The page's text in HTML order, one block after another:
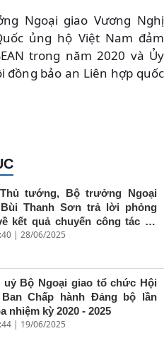
Ngoại giao Vương Nghị
ủng hộ Việt Nam đảm
trong năm 2020 và Ủy
bảo an Liên hợp quốc
tướng, Bộ trưởng Ngoại
Thanh Sơn trả lời phỏng
kết quả chuyến công tác tại
Quốc của Thủ tướng Chính
| 28/06/2025
uỷ Bộ Ngoại giao tổ chức Hội
Chấp hành Đảng bộ lần
nhiệm kỳ 2020 - 2025
| 19/06/2025